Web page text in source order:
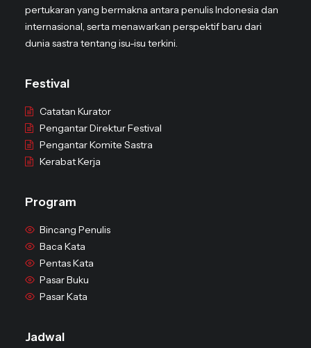
pertukaran yang bermakna antara penulis Indonesia dan
internasional, serta menawarkan perspektif baru dari
dunia sastra tentang isu-isu terkini.
Festival
Catatan Kurator
Pengantar Direktur Festival
Pengantar Komite Sastra
Kerabat Kerja
Program
Bincang Penulis
Baca Kata
Pentas Kata
Pasar Buku
Pasar Kata
Jadwal